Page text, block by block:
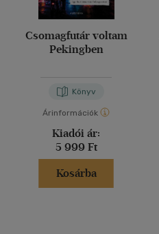
Csomagfutár voltam
Pekingben
Könyv
Árinformációk
Kiadói ár:
5 999 Ft
Kosárba